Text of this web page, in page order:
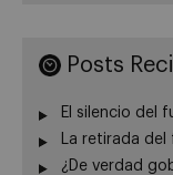
Posts
El silencio del
La retirada
¿De verdad